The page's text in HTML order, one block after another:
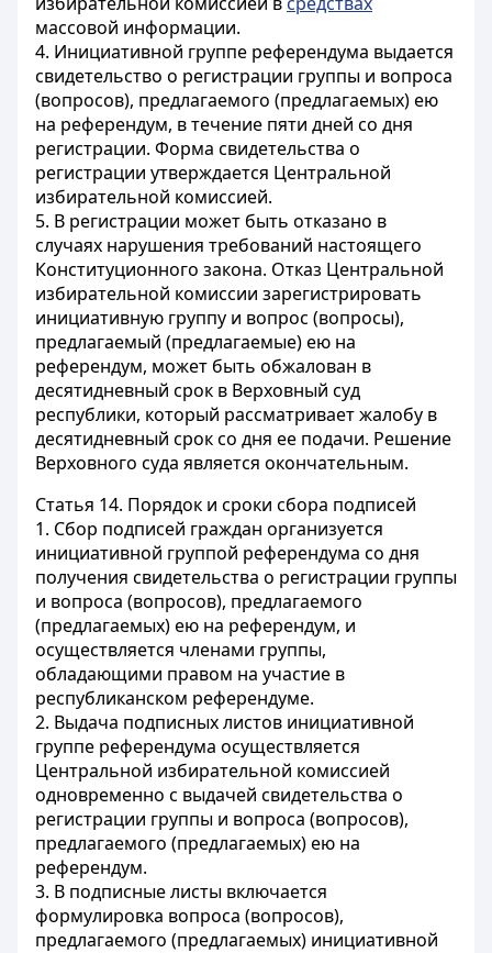
массовой информации.
4. Инициативной группе референдума выдается
свидетельство о регистрации группы и вопроса
(вопросов), предлагаемого (предлагаемых) ею
на референдум, в течение пяти дней со дня
регистрации. Форма свидетельства о
регистрации утверждается Центральной
избирательной комиссией.
5. В регистрации может быть отказано в
случаях нарушения требований настоящего
Конституционного закона. Отказ Центральной
избирательной комиссии зарегистрировать
инициативную группу и вопрос (вопросы),
предлагаемый (предлагаемые) ею на
референдум, может быть обжалован в
десятидневный срок в Верховный суд
республики, который рассматривает жалобу в
десятидневный срок со дня ее подачи. Решение
Верховного суда является окончательным.
Статья 14. Порядок и сроки сбора подписей
1. Сбор подписей граждан организуется
инициативной группой референдума со дня
получения свидетельства о регистрации группы
и вопроса (вопросов), предлагаемого
(предлагаемых) ею на референдум, и
осуществляется членами группы,
обладающими правом на участие в
республиканском референдуме.
2. Выдача подписных листов инициативной
группе референдума осуществляется
Центральной избирательной комиссией
одновременно с выдачей свидетельства о
регистрации группы и вопроса (вопросов),
предлагаемого (предлагаемых) ею на
референдум.
3. В подписные листы включается
формулировка вопроса (вопросов),
предлагаемого (предлагаемых) инициативной